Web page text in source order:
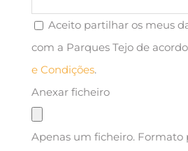
Aceito partilhar os meus
com a Parques Tejo de
e Condições.
Anexar ficheiro
Apenas um ficheiro. Formato